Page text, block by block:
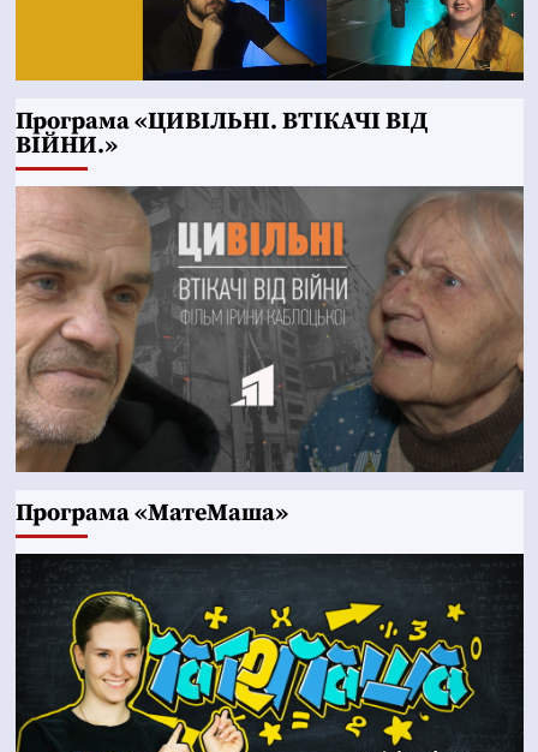
Програма «ЦИВІЛЬНІ. ВТІКАЧІ ВІД
ВІЙНИ.»
Програма «МатеМаша»